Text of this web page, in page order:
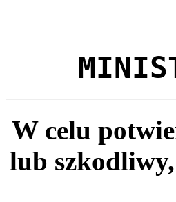
W celu
lub